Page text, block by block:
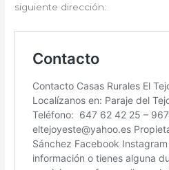
siguiente dirección: